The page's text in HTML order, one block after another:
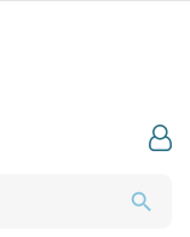
search